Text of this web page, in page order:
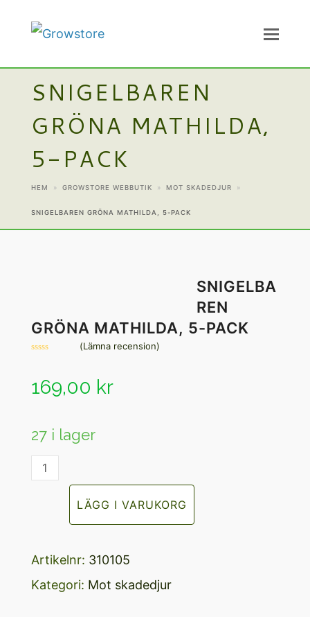
SNIGELBAREN
GRÖNA MATHILDA,
5-PACK
HEM » GROWSTORE WEBBUTIK » MOT SKADEDJUR »
SNIGELBAREN GRÖNA MATHILDA, 5-PACK
SNIGELBA
REN
GRÖNA MATHILDA, 5-PACK
5
(Lämna recension)
169,00 kr
27 i lager
Snigelbaren
PACK
mängd
LÄGG I VARUKORG
Artikelnr: 310105
Kategori: Mot skadedjur